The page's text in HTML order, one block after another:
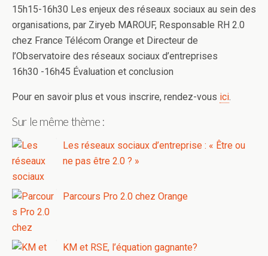
15h15-16h30 Les enjeux des réseaux sociaux au sein des
organisations, par Ziryeb MAROUF, Responsable RH 2.0
chez France Télécom Orange et Directeur de
l’Observatoire des réseaux sociaux d’entreprises
16h30 -16h45 Évaluation et conclusion
Pour en savoir plus et vous inscrire, rendez-vous ici.
Sur le même thème :
Les réseaux sociaux d’entreprise : « Être ou
ne pas être 2.0 ? »
Parcours Pro 2.0 chez Orange
KM et RSE, l’équation gagnante?